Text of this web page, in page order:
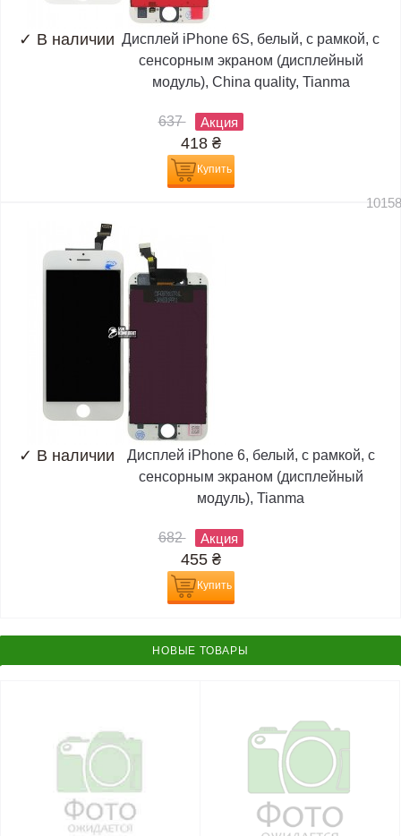
✓ В наличии Дисплей iPhone 6S, белый, с рамкой, с
сенсорным экраном (дисплейный
модуль), China quality, Tianma
637 Акция
418 ₴
Купить
✓ В наличии
Дисплей iPhone 6, белый, с рамкой, с
сенсорным экраном (дисплейный
модуль), Tianma
682 Акция
455 ₴
Купить
НОВЫЕ ТОВАРЫ